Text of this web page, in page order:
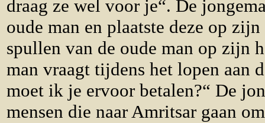
draag ze wel voor je“. De
oude man en plaatste deze op
spullen van de oude man op zijn
man vraagt tijdens het lopen aan
moet ik je ervoor betalen?“ De
mensen die naar Amritsar gaan